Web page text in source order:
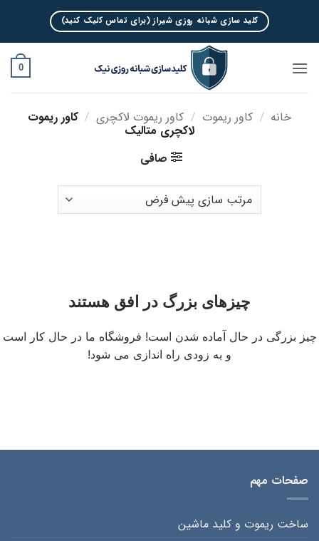
content
کلید سازی شبانه روزی شیراز (برای تماس کلیک کنید)
0
خانه / کاور ریموت / کاور ریموت لاکچری / کاور ریموت
لاکچری متالیک
صافی
چیزهای بزرگ در افق هستند
چیز بزرگی در حال آماده شدن است! فروشگاه ما در حال کار است
و به زودی راه اندازی می شود!
صفحات مهم
ساخت ریموت و کلید ماشین